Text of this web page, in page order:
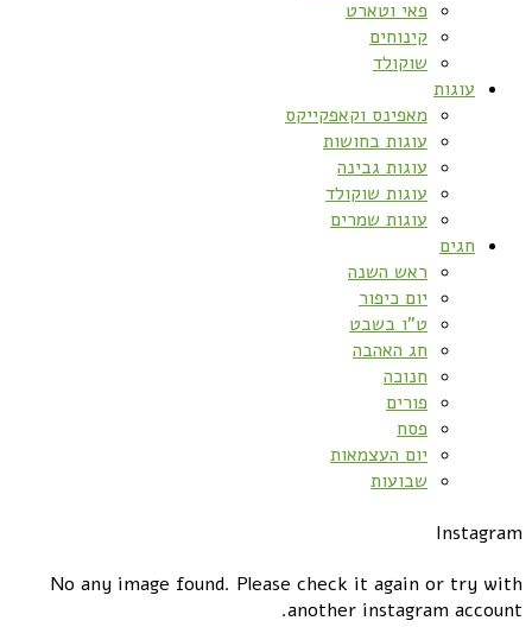
פאי וטארט
קינוחים
שוקולד
עוגות
מאפינס וקאפקייקס
עוגות בחושות
עוגות גבינה
עוגות שוקולד
עוגות שמרים
חגים
ראש השנה
יום כיפור
ט”ו בשבט
חג האהבה
חנוכה
פורים
פסח
יום העצמאות
שבועות
Instagram
No any image found. Please check it again or try with
another instagram account.